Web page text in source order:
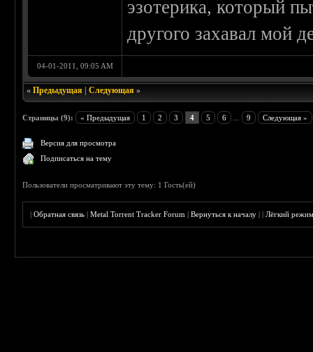
эзотерика, который
другого захавал мой
04-01-2011, 09:05 AM
«Предыдущая |Следующая »
Страницы (9): « Предыдущая 1 2 3 4 5 6 9 Следующая »
Версия для просмотра
Подписаться на тему
Пользователи просматривают эту тему: 1 Гость(ей)
|Обратная связь |Metal Torrent Tracker Forum |Вернуться к началу ||Лёгкий